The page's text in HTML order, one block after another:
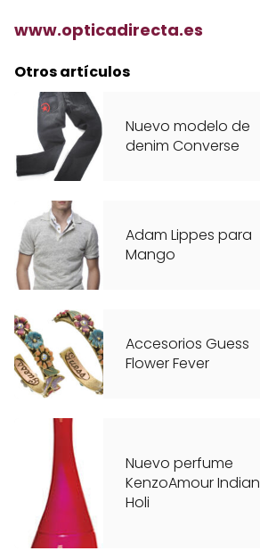
www.opticadirecta.es
Otros artículos
Nuevo modelo de
denim Converse
Adam Lippes para
Mango
Accesorios Guess
Flower Fever
Nuevo perfume
KenzoAmour Indian
Holi